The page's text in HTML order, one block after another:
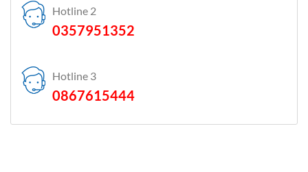
Hotline 2
0357951352
Hotline 3
0867615444